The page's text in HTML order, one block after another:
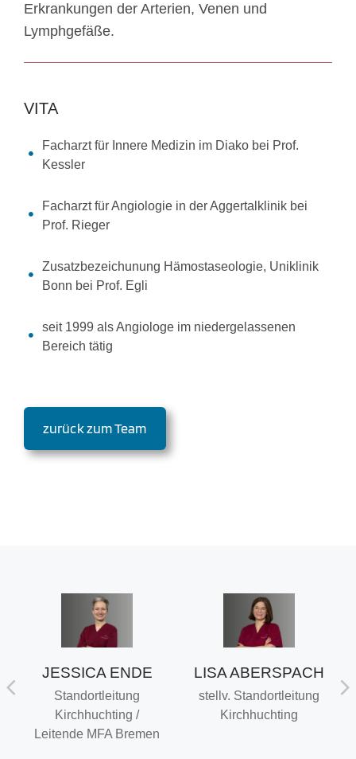
Erkrankungen der Arterien, Venen und
Lymphgefäße.
VITA
Facharzt für Innere Medizin im Diako bei Prof.
Kessler
Facharzt für Angiologie in der Aggertalklinik bei
Prof. Rieger
Zusatzbezeichunung Hämostaseologie, Uniklinik
Bonn bei Prof. Egli
seit 1999 als Angiologe im niedergelassenen
Bereich tätig
zurück zum Team
JESSICA ENDE
Standortleitung
Kirchhuchting /
Leitende MFA Bremen
LISA ABERSPACH
stellv. Standortleitung
Kirchhuchting